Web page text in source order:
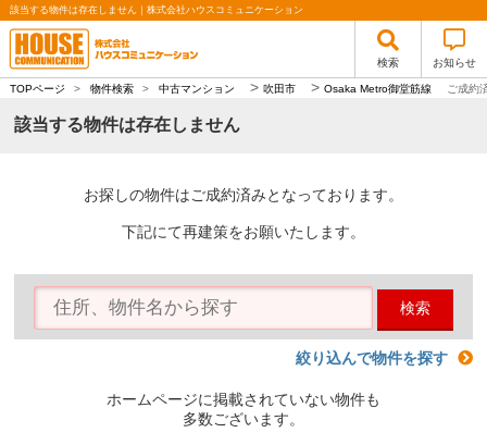
該当する物件は存在しません｜株式会社ハウスコミュニケーション
検索 お知らせ
TOPページ > 物件検索 > 中古マンション > 吹田市 > Osaka Metro御堂筋線 ご成約
該当する物件は存在しません
お探しの物件はご成約済みとなっております。
下記にて再建策をお願いたします。
検索
絞り込んで物件を探す
ホームページに掲載されていない物件も
多数ございます。